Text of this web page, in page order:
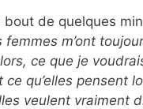
de quelques
m’ont
ce que je
qu’elles pensent
veulent vraiment